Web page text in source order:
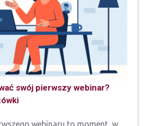
swój pierwszy webinar?
webinaru to moment, w